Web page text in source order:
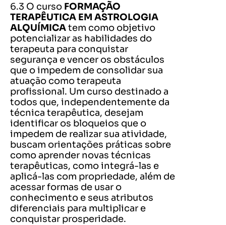
6.3 O curso FORMAÇÃO
TERAPÊUTICA EM ASTROLOGIA
ALQUÍMICAtem como objetivo
potencializar as habilidades do
terapeuta para conquistar
segurança e vencer os obstáculos
que o impedem de consolidar sua
atuação como terapeuta
profissional. Um curso destinado a
todos que, independentemente da
técnica terapêutica, desejam
identificar os bloqueios que o
impedem de realizar sua atividade,
buscam orientações práticas sobre
como aprender novas técnicas
terapêuticas, como integrá-las e
aplicá-las com propriedade, além de
acessar formas de usar o
conhecimento e seus atributos
diferenciais para multiplicar e
conquistar prosperidade.